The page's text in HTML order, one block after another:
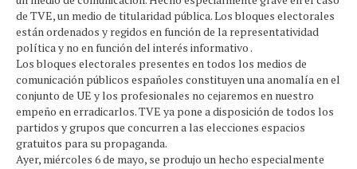
de TVE, un medio de titularidad pública. Los bloques electorales
están ordenados y regidos en función de la representatividad
política y no en función del interés informativo .
Los bloques electorales presentes en todos los medios de
comunicación públicos españoles constituyen una anomalía en el
conjunto de UE y los profesionales no cejaremos en nuestro
empeño en erradicarlos. TVE ya pone a disposición de todos los
partidos y grupos que concurren a las elecciones espacios
gratuitos para su propaganda.
Ayer, miércoles 6 de mayo, se produjo un hecho especialmente